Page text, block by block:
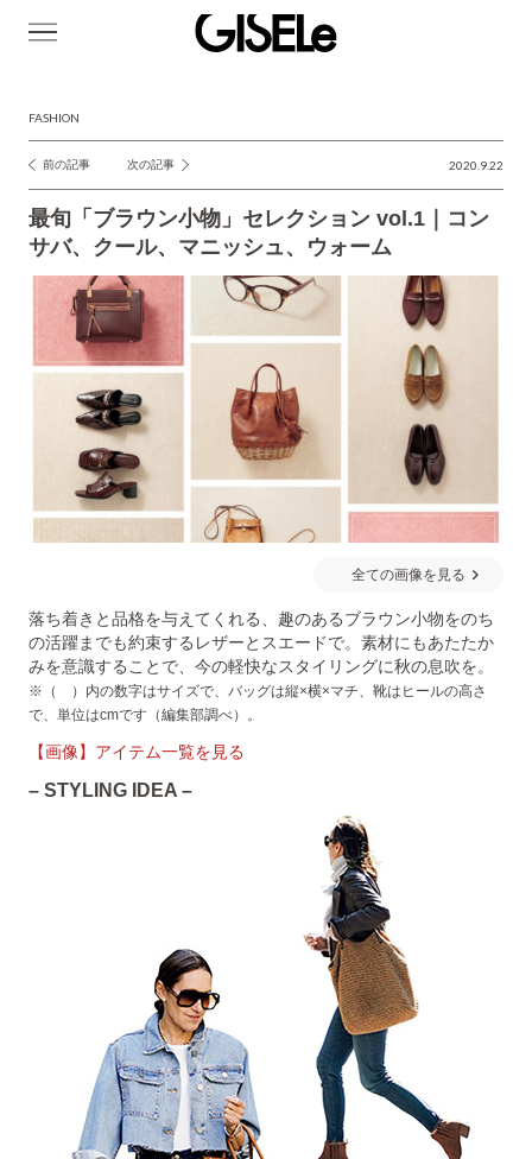
FASHION
投
稿
ナ
ビ
前の記事 次の記事 2020.9.22
最旬「ブラウン小物」セレクション vol.1｜コン
サバ、クール、マニッシュ、ウォーム
全ての画像を見る
落ち着きと品格を与えてくれる、趣のあるブラウン小物をのち
の活躍までも約束するレザーとスエードで。素材にもあたたか
みを意識することで、今の軽快なスタイリングに秋の息吹を。
※（ ）内の数字はサイズで、バッグは縦×横×マチ、靴はヒールの高さ
で、単位はcmです（編集部調べ）。
【画像】アイテム一覧を見る
– STYLING IDEA –